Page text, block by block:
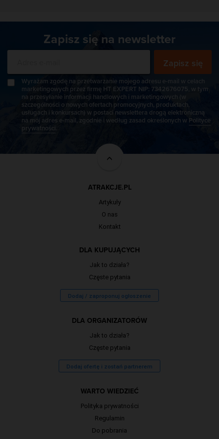
Zapisz się na newsletter
Zapisz się
Wyrażam zgodę na przetwarzanie mojego adresu e-mail w celach
marketingowych przez firmę HT EXPERT NIP: 7342676075, w tym
na przesyłanie informacji handlowych i marketingowych (w
szczególności o nowych ofertach promocyjnych, produktach,
usługach i konkursach) w postaci newslettera drogą elektroniczną
na mój adres e-mail, zgodnie i według zasad określonych w Polityce
prywatności.
ATRAKCJE.PL
Artykuły
O nas
Kontakt
DLA KUPUJĄCYCH
Jak to działa?
Częste pytania
Dodaj / zaproponuj ogłoszenie
DLA ORGANIZATORÓW
Jak to działa?
Częste pytania
Dodaj ofertę i zostań partnerem
WARTO WIEDZIEĆ
Polityka prywatności
Regulamin
Do pobrania